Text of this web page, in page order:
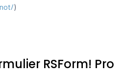
)
RSForm! Pro